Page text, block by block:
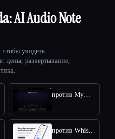
AI Audio Note
увидеть
цены, развертывание,
против MyMap AI
против Whisper Memos